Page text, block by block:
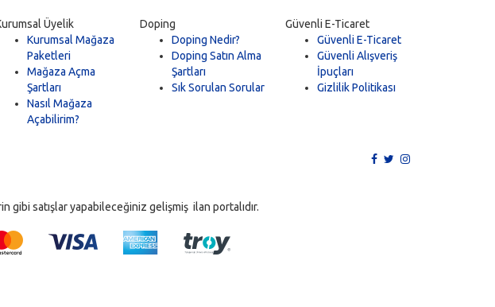
Üyelik
Kurumsal Mağaza
Paketleri
Mağaza Açma
Şartları
Nasıl Mağaza
Açabilirim?
Doping
Doping Nedir?
Doping Satın Alma
Şartları
Sık Sorulan Sorular
Güvenli E-Ticaret
Güvenli E-Ticaret
Güvenli Alışveriş
İpuçları
Gizlilik Politikası
gibi satışlar yapabileceğiniz gelişmiş ilan portalıdır.